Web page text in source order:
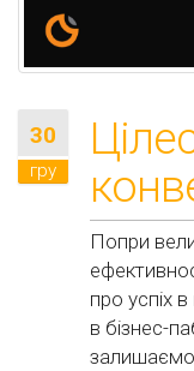
30
гру
Попри
про успіх
в бізнес-